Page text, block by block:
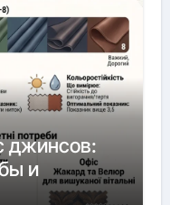
джинсов:
и